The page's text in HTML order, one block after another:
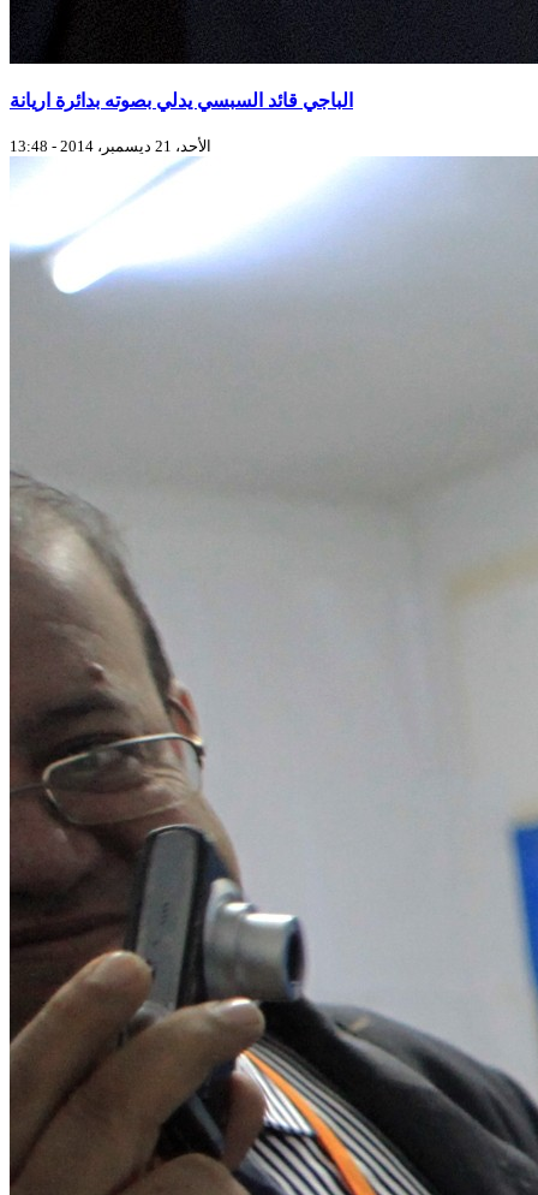
الباجي قائد السبسي يدلي بصوته بدائرة اريانة
الأحد، 21 ديسمبر، 2014 - 13:48